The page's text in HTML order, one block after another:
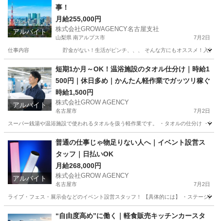
アルバイト
事！
月給255,000円
株式会社GROWAGENCY名古屋支社
山梨県 南アルプス市 7月2日
仕事内容 貯金がない！生活がピンチ、、、 そんな方にもオススメ！入社当日
南アルプス市 工場 東京 羽村市 工場 無期雇用
アルバイト
短期1か月～OK！温浴施設のタオル仕分け｜時給1
500円｜休日多め｜かんたん軽作業でガッツリ稼ぐ
時給1,500円
株式会社GROW AGENCY
名古屋市 7月2日
スーパー銭湯や温浴施設で使われるタオルを扱う軽作業です。 ・タオルの仕分け ・
工場 時給
アルバイト
普通の仕事じゃ物足りない人へ｜イベント設営ス
タッフ｜日払いOK
月給268,000円
株式会社GROW AGENCY
名古屋市 7月2日
ライブ・フェス・展示会などのイベント設営スタッフ！ 【具体的には】 ・ステージ
イベントスタッフ スタッフ
“自由度高め”に働く｜軽食販売キッチンカースタ